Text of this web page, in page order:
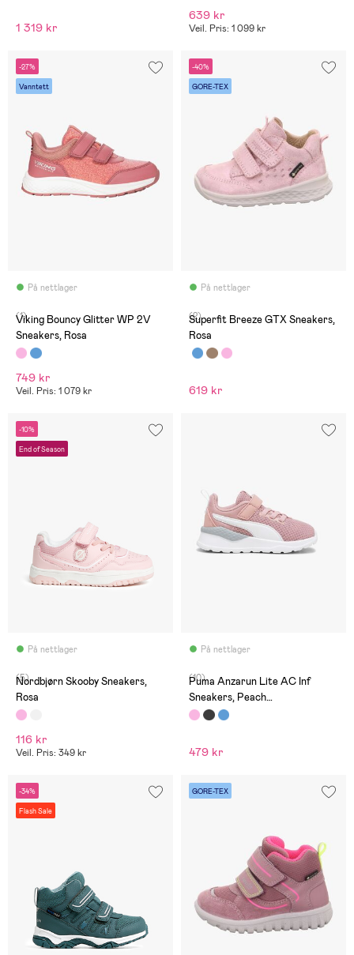
1 319 kr
639 kr
Veil. Pris: 1 099 kr
-27%
Vanntett
På nettlager
(1)
Viking Bouncy Glitter WP 2V
Sneakers, Rosa
749 kr
Veil. Pris: 1 079 kr
-40%
GORE-TEX
På nettlager
(2)
Superfit Breeze GTX Sneakers,
Rosa
619 kr
-10%
End of Season
På nettlager
(5)
Nordbjørn Skooby Sneakers,
Rosa
116 kr
Veil. Pris: 349 kr
På nettlager
(10)
Puma Anzarun Lite AC Inf
Sneakers, Peach
Smoothie/White
479 kr
-34%
Flash Sale
GORE-TEX